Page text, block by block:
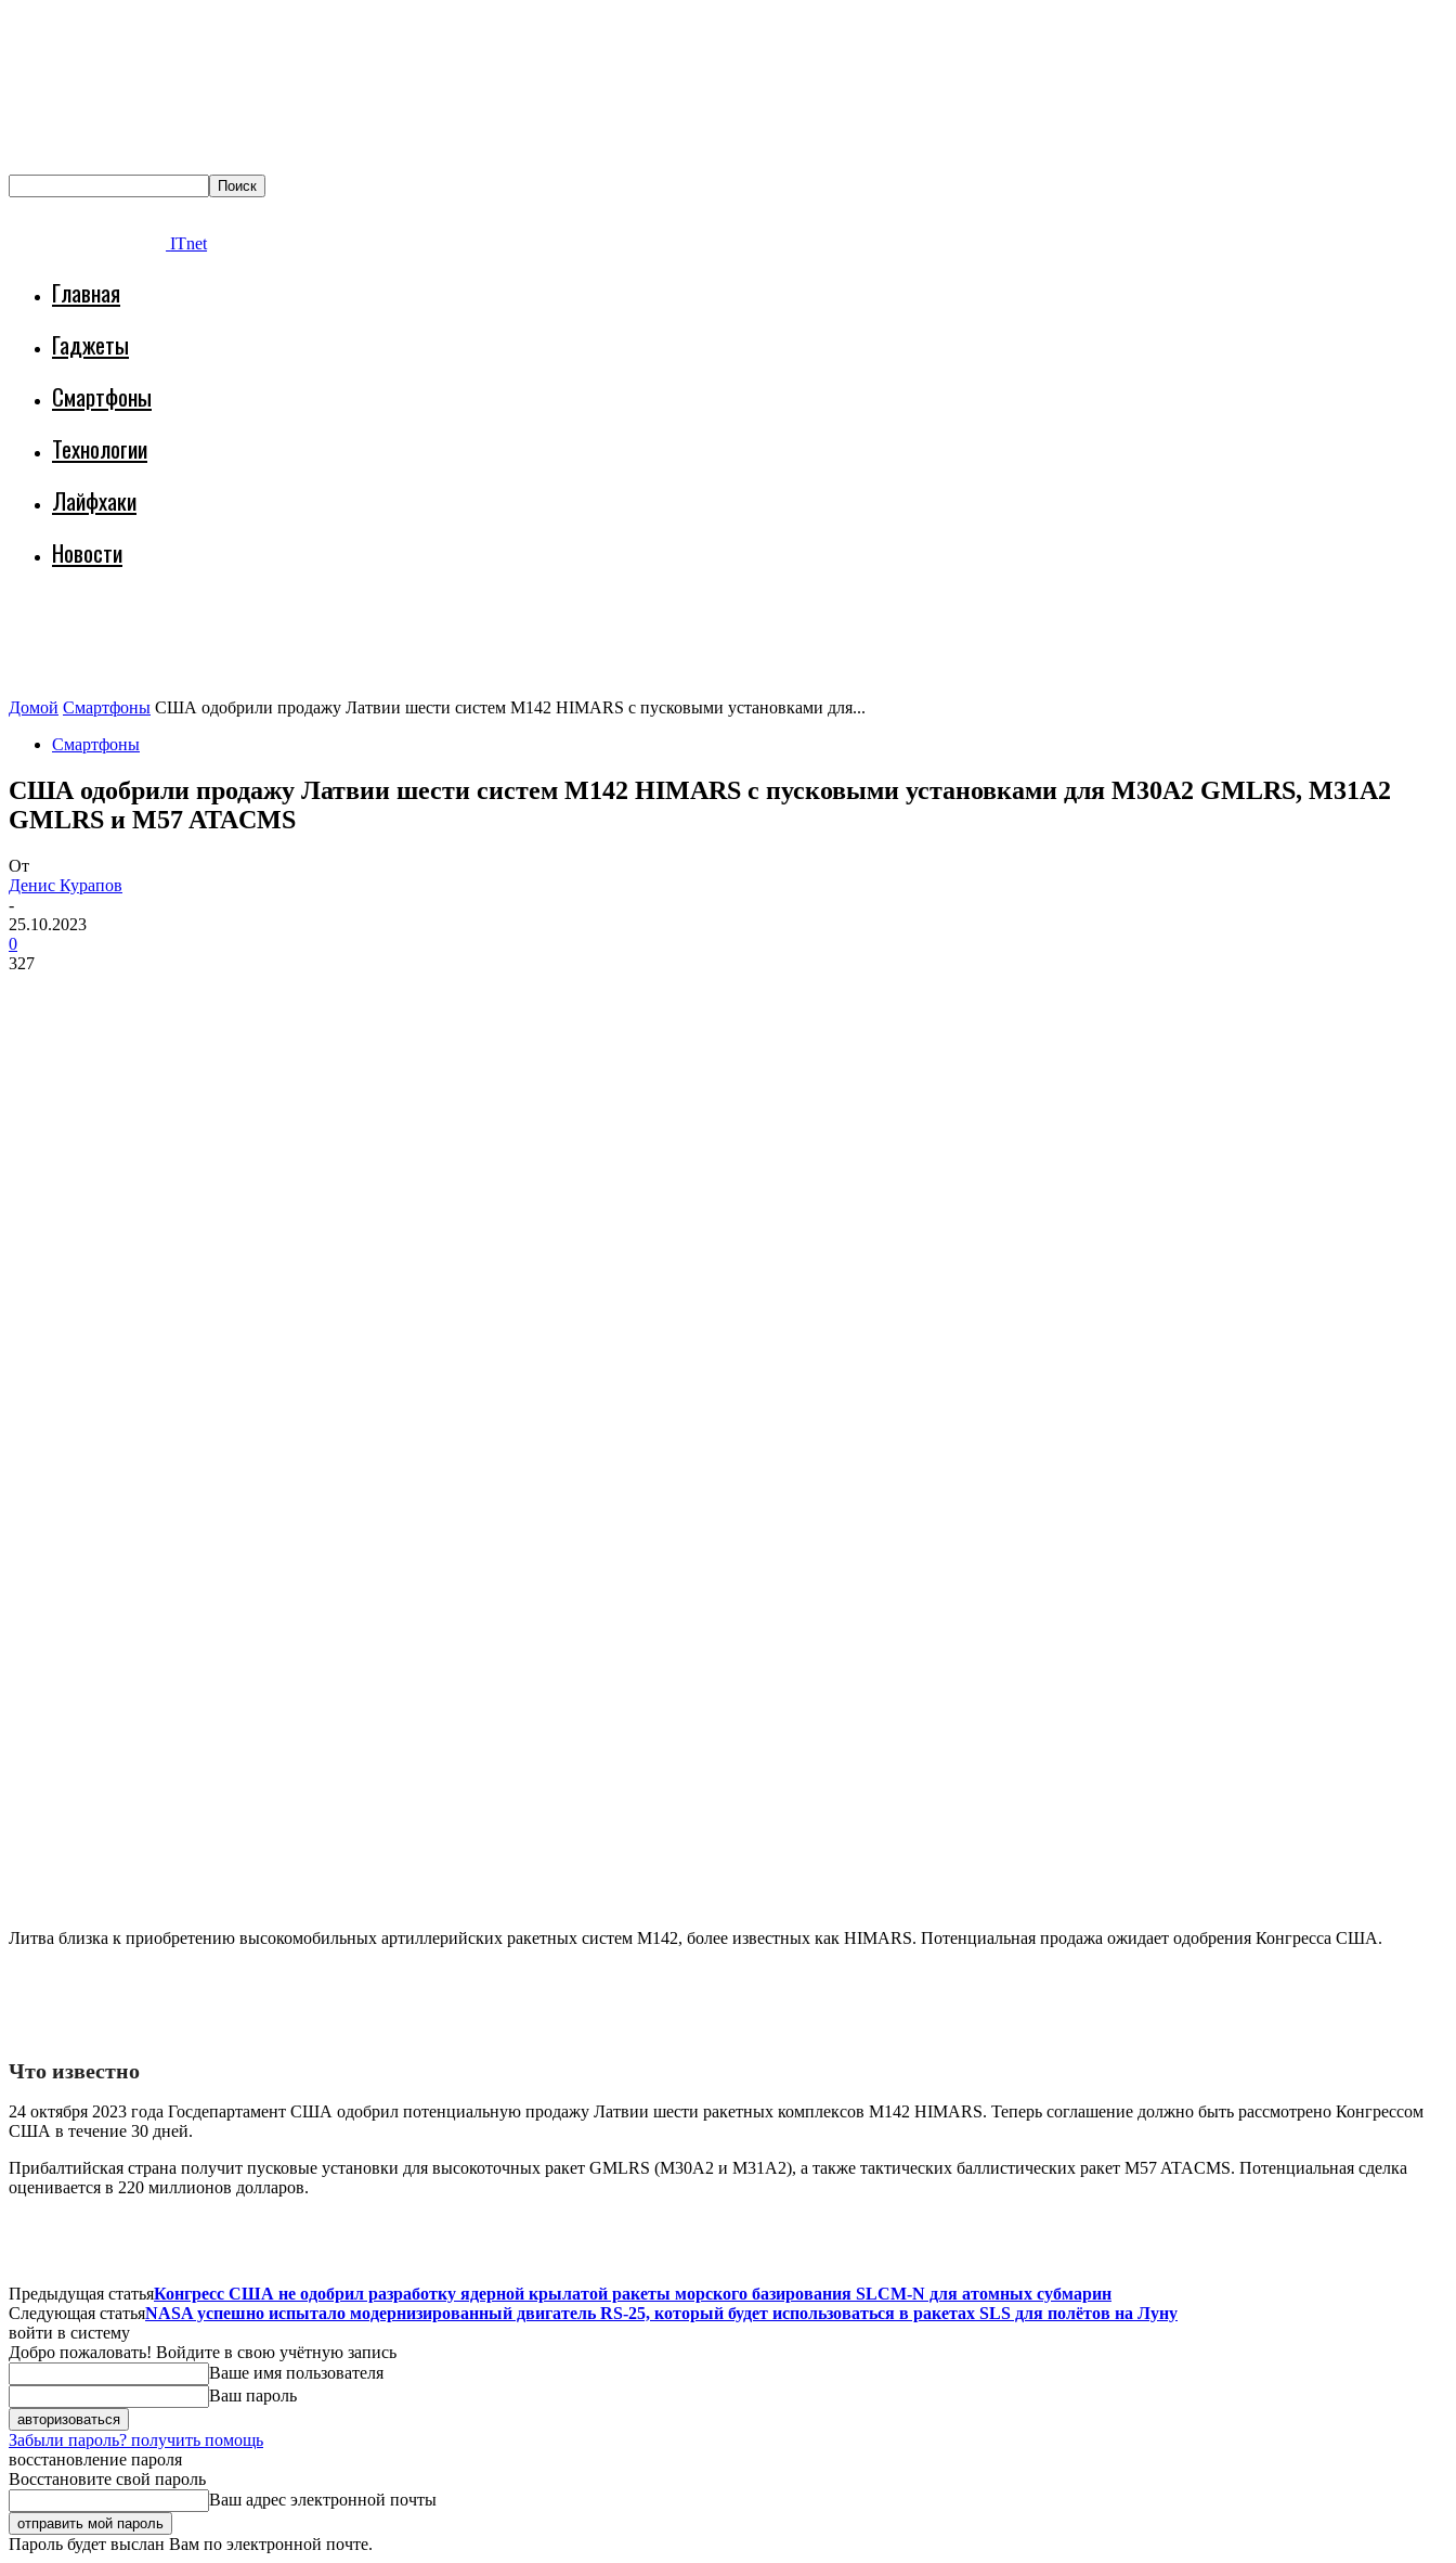
ITnet
Главная
Гаджеты
Смартфоны
Технологии
Лайфхаки
Новости
Домой Смартфоны США одобрили продажу Латвии шести систем M142 HIMARS с пусковыми установками для...
Смартфоны
США одобрили продажу Латвии шести систем M142 HIMARS с пусковыми установками для M30A2 GMLRS, M31A2
GMLRS и M57 ATACMS
От
Денис Курапов
-
25.10.2023
0
327
Литва близка к приобретению высокомобильных артиллерийских ракетных систем M142, более известных как HIMARS. Потенциальная продажа ожидает одобрения Конгресса США.
Что известно
24 октября 2023 года Госдепартамент США одобрил потенциальную продажу Латвии шести ракетных комплексов M142 HIMARS. Теперь соглашение должно быть рассмотрено Конгрессом
США в течение 30 дней.
Прибалтийская страна получит пусковые установки для высокоточных ракет GMLRS (M30A2 и M31A2), а также тактических баллистических ракет M57 ATACMS. Потенциальная сделка
оценивается в 220 миллионов долларов.
Предыдущая статьяКонгресс США не одобрил разработку ядерной крылатой ракеты морского базирования SLCM-N для атомных субмарин
Следующая статьяNASA успешно испытало модернизированный двигатель RS-25, который будет использоваться в ракетах SLS для полётов на Луну
войти в систему
Добро пожаловать! Войдите в свою учётную запись
Ваше имя пользователя
Ваш пароль
Забыли пароль? получить помощь
восстановление пароля
Восстановите свой пароль
Ваш адрес электронной почты
Пароль будет выслан Вам по электронной почте.